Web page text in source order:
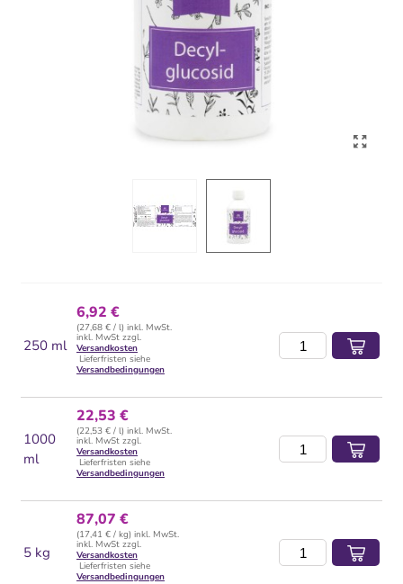
250 ml
6,92 €
(27,68 € / l) inkl. MwSt.
inkl. MwSt zzgl.
Versandkosten
Lieferfristen siehe
Versandbedingungen
1000
ml
22,53 €
(22,53 € / l) inkl. MwSt.
inkl. MwSt zzgl.
Versandkosten
Lieferfristen siehe
Versandbedingungen
5 kg
87,07 €
(17,41 € / kg) inkl. MwSt.
inkl. MwSt zzgl.
Versandkosten
Lieferfristen siehe
Versandbedingungen